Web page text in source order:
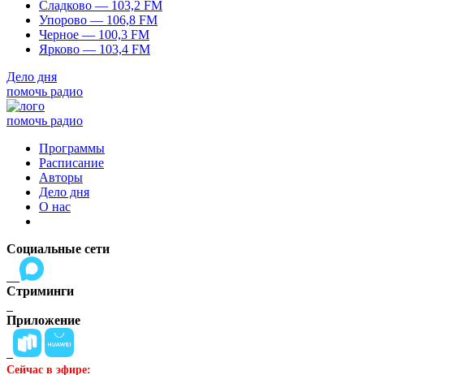
Сладково — 103,2 FM
Упорово — 106,8 FM
Черное — 100,3 FM
Ярково — 103,4 FM
Дело дня
помочь радио
помочь радио
Программы
Расписание
Авторы
Дело дня
О нас
Социальные сети
Стриминги
Приложение
Сейчас в эфире: